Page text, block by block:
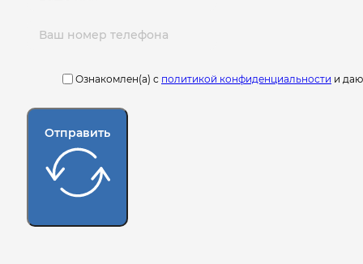
Ознакомлен(а) с политикой конфиденциальности и
Отправить